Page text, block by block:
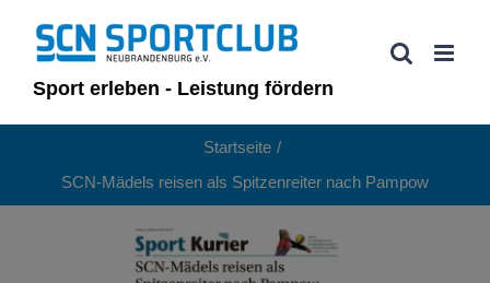
Inhalt
springenSport erleben - Leistung fördern
Startseite
SCN-Mädels reisen als Spitzenreiter nach Pampow